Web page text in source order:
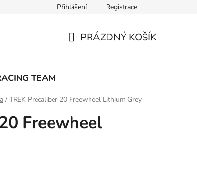
Přihlášení Registrace
PRÁZDNÝ KOŠÍK
TEAM
/ TREK Precaliber 20 Freewheel Lithium Grey
Freewheel